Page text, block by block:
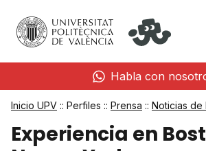
Habla con
Inicio UPV :: Perfiles :: Prensa :: Noticias de
Experiencia en